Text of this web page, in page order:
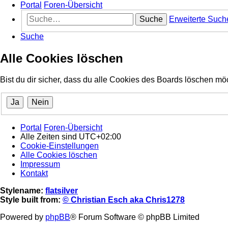
Portal
Foren-Übersicht
Suche
Erweiterte
Suche
Alle Cookies löschen
Bist du dir sicher, dass du alle Cookies des Boards löschen
Portal
Foren-Übersicht
Alle Zeiten sind UTC+02:00
Cookie-Einstellungen
Alle Cookies löschen
Impressum
Kontakt
Stylename: flatsilver
Style built from: © Christian Esch aka Chris1278
Powered by phpBB® Forum Software © phpBB Limited